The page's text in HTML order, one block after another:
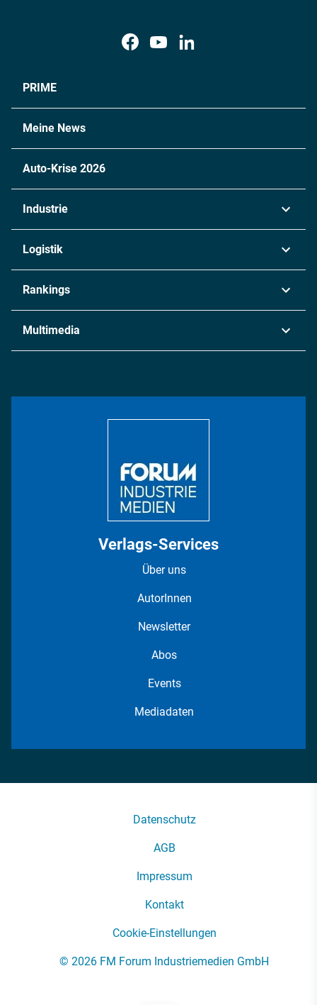
PRIME
Meine News
Auto-Krise 2026
Industrie
Chemie
Metall
Energie
Logistik
Rankings
Multimedia
Verlags-Services
Über uns
AutorInnen
Newsletter
Abos
Events
Mediadaten
Datenschutz
AGB
Impressum
Kontakt
Cookie-Einstellungen
© 2026 FM Forum Industriemedien GmbH